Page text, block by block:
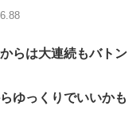
らは大連続もバトン
ゆっくりでいいかも